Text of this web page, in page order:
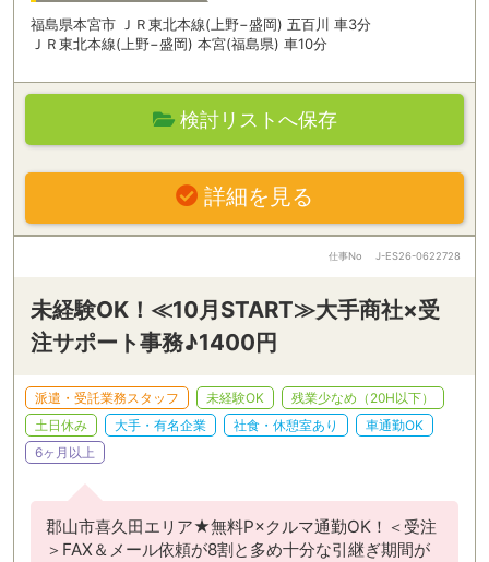
福島県本宮市 ＪＲ東北本線(上野−盛岡) 五百川 車3分
ＪＲ東北本線(上野−盛岡) 本宮(福島県) 車10分
検討リストへ保存
詳細を見る
仕事No J-ES26-0622728
未経験OK！≪10月START≫大手商社×受
注サポート事務♪1400円
派遣・受託業務スタッフ 未経験OK
残業少なめ（20H以下）
土日休み
大手・有名企業 社食・休憩室あり
車通勤OK
6ヶ月以上
郡山市喜久田エリア★無料P×クルマ通勤OK！＜受注
＞FAX＆メール依頼が8割と多め十分な引継ぎ期間が